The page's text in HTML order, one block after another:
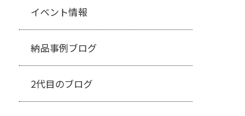
イベント情報
納品事例ブログ
2代目のブログ